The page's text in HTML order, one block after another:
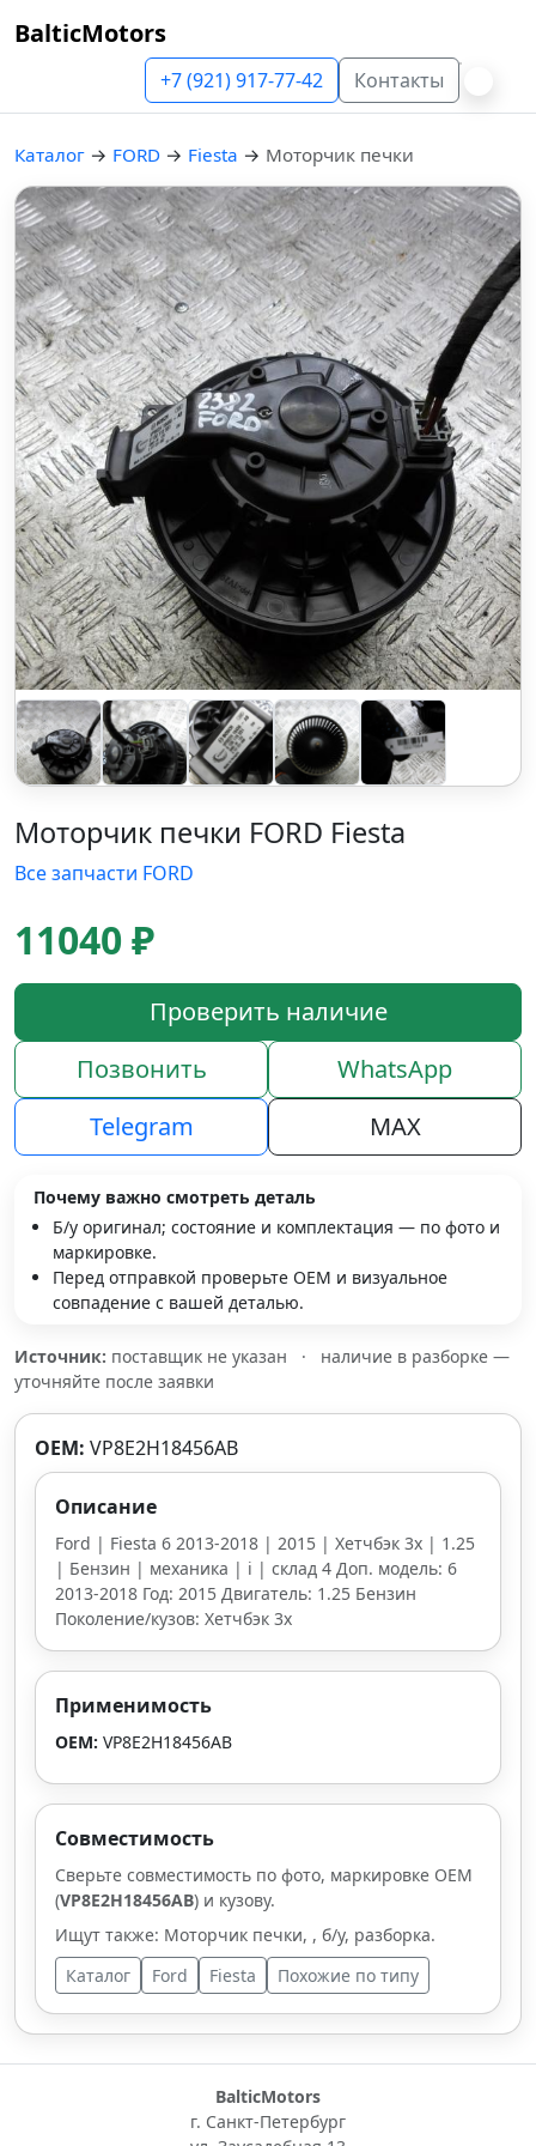
BalticMotors
+7 (921) 917-77-42 Контакты
Каталог → FORD → Fiesta → Моторчик печки
Моторчик печки FORD Fiesta
Все запчасти FORD
11040 ₽
Проверить наличие
Позвонить
WhatsApp
Telegram
MAX
Почему важно смотреть деталь
Б/у оригинал; состояние и комплектация — по фото и
маркировке.
Перед отправкой проверьте OEM и визуальное
совпадение с вашей деталью.
Источник: поставщик не указан ·
наличие в разборке —
уточняйте после заявки
OEM: VP8E2H18456AB
Описание
Ford | Fiesta 6 2013-2018 | 2015 | Хетчбэк 3х | 1.25
| Бензин | механика | i | склад 4 Доп. модель: 6
2013-2018 Год: 2015 Двигатель: 1.25 Бензин
Поколение/кузов: Хетчбэк 3х
Применимость
OEM: VP8E2H18456AB
Совместимость
Сверьте совместимость по фото, маркировке OEM
(VP8E2H18456AB) и кузову.
Ищут также: Моторчик печки, , б/у, разборка.
Каталог
Ford Fiesta Похожие по типу
BalticMotors
г. Санкт-Петербург